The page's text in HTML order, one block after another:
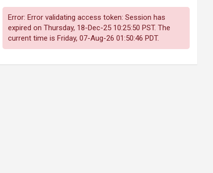
Error: Error validating access token: Session has
expired on Thursday, 18-Dec-25 10:25:50 PST. The
current time is Friday, 07-Aug-26 01:50:46 PDT.